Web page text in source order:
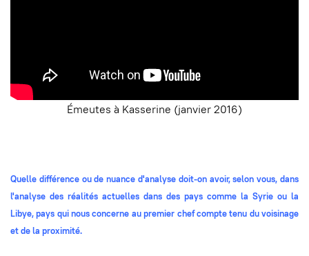
Émeutes à Kasserine (janvier 2016)
Quelle différence ou de nuance d'analyse doit-on avoir, selon vous, dans
l'analyse des réalités actuelles dans des pays comme la Syrie ou la
Libye, pays qui nous concerne au premier chef compte tenu du voisinage
et de la proximité.